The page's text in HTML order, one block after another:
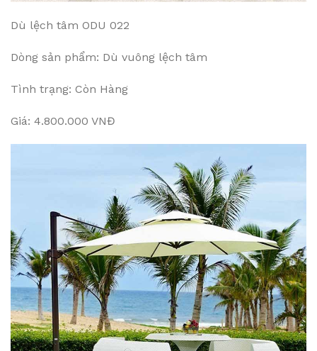
Dù lệch tâm ODU 022
Dòng sản phẩm: Dù vuông lệch tâm
Tình trạng: Còn Hàng
Giá: 4.800.000 VNĐ